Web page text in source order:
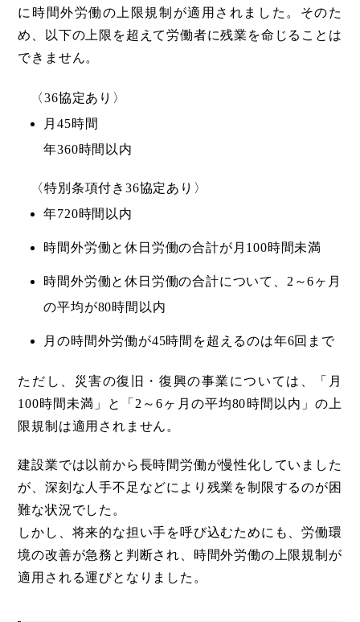
に時間外労働の上限規制が適用されました。そのた
め、以下の上限を超えて労働者に残業を命じることは
できません。
〈36協定あり〉
月45時間
年360時間以内
〈特別条項付き36協定あり〉
年720時間以内
時間外労働と休日労働の合計が月100時間未満
時間外労働と休日労働の合計について、2～6ヶ月
の平均が80時間以内
月の時間外労働が45時間を超えるのは年6回まで
ただし、災害の復旧・復興の事業については、「月
100時間未満」と「2～6ヶ月の平均80時間以内」の上
限規制は適用されません。
建設業では以前から長時間労働が慢性化していました
が、深刻な人手不足などにより残業を制限するのが困
難な状況でした。
しかし、将来的な担い手を呼び込むためにも、労働環
境の改善が急務と判断され、時間外労働の上限規制が
適用される運びとなりました。